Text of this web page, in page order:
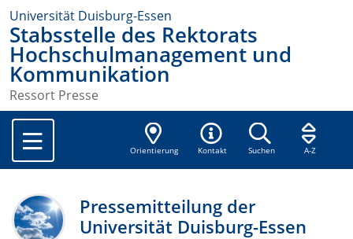
Universität Duisburg-Essen
Stabsstelle des Rektorats
Hochschulmanagement und
Kommunikation
Ressort Presse
Orientierung Kontakt Suchen A-Z
Pressemitteilung der
Universität Duisburg-Essen